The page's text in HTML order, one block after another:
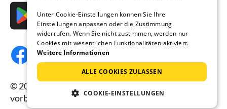
© 2026 Ferienhausmiete.de, alle Rechte
vorbehalten.
Unter Cookie-Einstellungen können Sie Ihre
Einstellungen anpassen oder die Zustimmung
widerrufen. Wenn Sie nicht zustimmen, werden nur
Cookies mit wesentlichen Funktionalitäten aktiviert.
Weitere Informationen
ALLE COOKIES ZULASSEN
COOKIE-EINSTELLUNGEN